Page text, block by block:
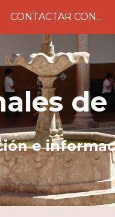
CONTACTAR CON...
de
e